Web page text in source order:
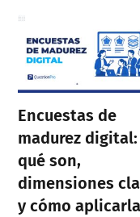
Encuestas de
madurez digital:
qué son,
dimensiones
y cómo